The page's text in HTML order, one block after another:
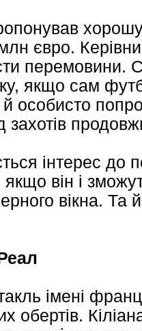
євро.
перемовини.
якщо сам
й особисто
інтерес до
якщо він і
вікна. Та
імені
обертів.